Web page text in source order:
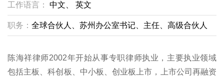
工作语言： 中文、 英文
职务： 全球合伙人、苏州办公室书记、主任、高级合伙人
陈海祥律师2002年开始从事专职律师执业，主要执业领域
包括主板、科创板、中小板、创业板上市，上市公司再融资